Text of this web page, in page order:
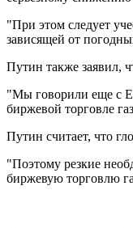
"При этом следует
зависящей от
Путин также заявил,
"Мы говорили еще с
биржевой торговле
Путин считает, что
"Поэтому резкие
биржевую торговлю